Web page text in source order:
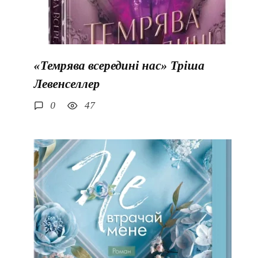
«Темрява всередині нас» Тріша
Левенселлер
0 47